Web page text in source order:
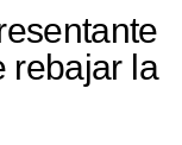
rebajar la